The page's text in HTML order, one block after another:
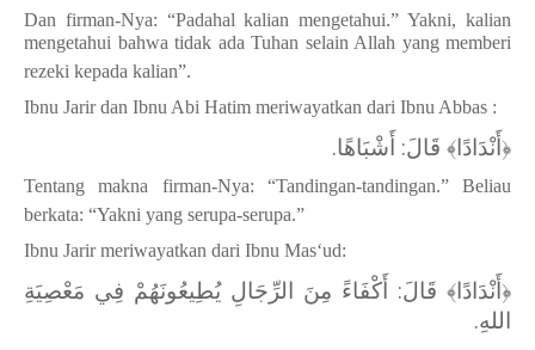
Dan firman-Nya: “Padahal kalian mengetahui.” Yakni, kalian
mengetahui bahwa tidak ada Tuhan selain Allah yang memberi
rezeki kepada kalian”.
Ibnu Jarir dan Ibnu Abi Hatim meriwayatkan dari Ibnu Abbas :
﴿أَنْدَادًا﴾ قَالَ: أَشْبَاهًا.
Tentang makna firman-Nya: “Tandingan-tandingan.” Beliau
berkata: “Yakni yang serupa-serupa.”
Ibnu Jarir meriwayatkan dari Ibnu Mas‘ud:
﴿أَنْدَادًا﴾ قَالَ: أَكْفَاءً مِنَ الرِّجَالِ يُطِيعُونَهُمْ فِي مَعْصِيَةِ
اللهِ.